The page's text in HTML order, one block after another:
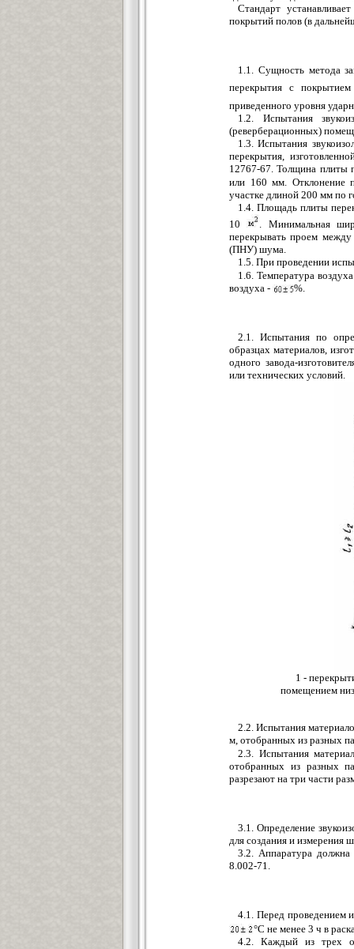
Стандарт
покрытий полов (в
1.1. Сущность метода
перекрытия с
приведенного уровня
1.2. Испытания
(реверберационных)
1.3. Испытания
перекрытия,
12767-67. Толщина плиты
или 160 мм. Отклонение
участке длиной 200 мм по
1.4. Площадь плиты
10
. Минимальная
перекрывать проем
(ПНУ) шума.
1.5. При проведении
1.6. Температура
воздуха -
%.
2.1. Испытания по
образцах материалов,
одного завода-
или технических условий.
1 -
помещением
2.2. Испытания
м, отобранных из разных
2.3. Испытания
отобранных из разных
разрезают на три части
3.1. Определение
для создания и
3.2. Аппаратура должна
8.002-71.
4.1. Перед проведением
°С не менее 3 ч в
4.2. Каждый из трех